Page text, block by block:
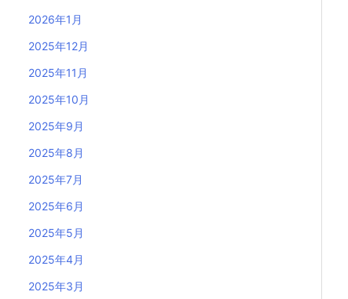
2026年1月
2025年12月
2025年11月
2025年10月
2025年9月
2025年8月
2025年7月
2025年6月
2025年5月
2025年4月
2025年3月